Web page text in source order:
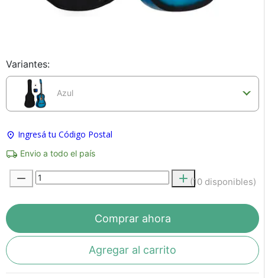
Variantes:
Azul
Ingresá tu Código Postal
Envio a todo el país
(10 disponibles)
Comprar ahora
Agregar al carrito
te devolvemos tu dinero.
En Bidcom te aseguramos recibir el producto
que esperabas o te devolvemos el 100% de tu
dinero!